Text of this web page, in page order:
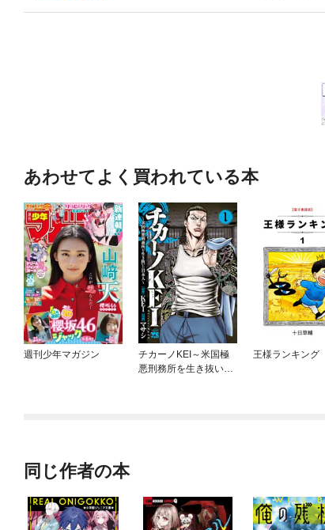
あわせてよく買われている本
週刊少年マガジン
チカーノKEI～米国極
悪刑務所を生き抜いた
王様ランキング
同じ作者の本